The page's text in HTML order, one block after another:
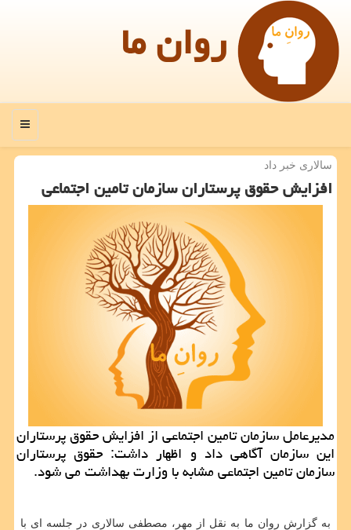
روان ما
منو
سالاری خبر داد
افزایش حقوق پرستاران سازمان تامین اجتماعی
مدیرعامل سازمان تامین اجتماعی از افزایش حقوق پرستاران
این سازمان آگاهی داد و اظهار داشت: حقوق پرستاران
سازمان تامین اجتماعی مشابه با وزارت بهداشت می شود.
به گزارش روان ما به نقل از مهر، مصطفی سالاری در جلسه ای با